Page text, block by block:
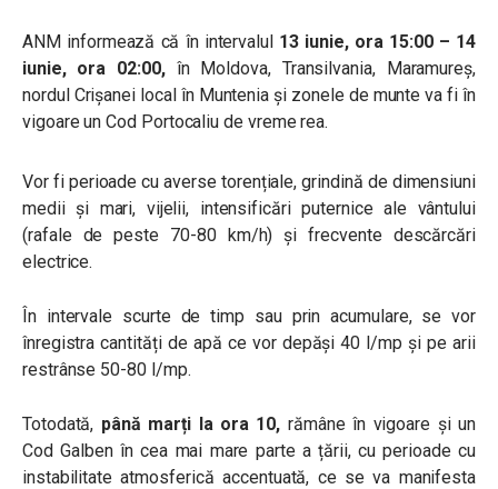
ANM informează că în intervalul 13 iunie, ora 15:00 – 14
iunie, ora 02:00, în Moldova, Transilvania, Maramureș,
nordul Crișanei local în Muntenia și zonele de munte va fi în
vigoare un Cod Portocaliu de vreme rea.
Vor fi perioade cu averse torențiale, grindină de dimensiuni
medii și mari, vijelii, intensificări puternice ale vântului
(rafale de peste 70-80 km/h) și frecvente descărcări
electrice.
În intervale scurte de timp sau prin acumulare, se vor
înregistra cantități de apă ce vor depăși 40 l/mp și pe arii
restrânse 50-80 l/mp.
Totodată, până marți la ora 10, rămâne în vigoare și un
Cod Galbenîn cea mai mare parte a țării, cu perioade cu
instabilitate atmosferică accentuată, ce se va manifesta